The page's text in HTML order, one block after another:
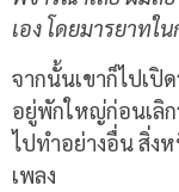
เอง โดยมารยาทใ
จากนั้นเขาก็ไปเปิ
อยู่พักใหญ่ก่อนเลิ
ไปทำอย่างอื่น สิ่ง
เพลง